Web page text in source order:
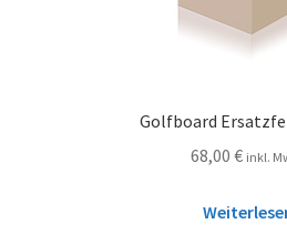
Golfboard
68,00 € inkl.